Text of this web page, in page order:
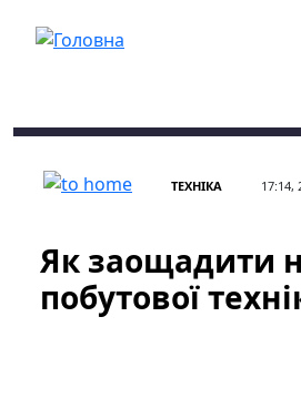
ТЕХНІКА 17:14,
Як заощадити
побутової